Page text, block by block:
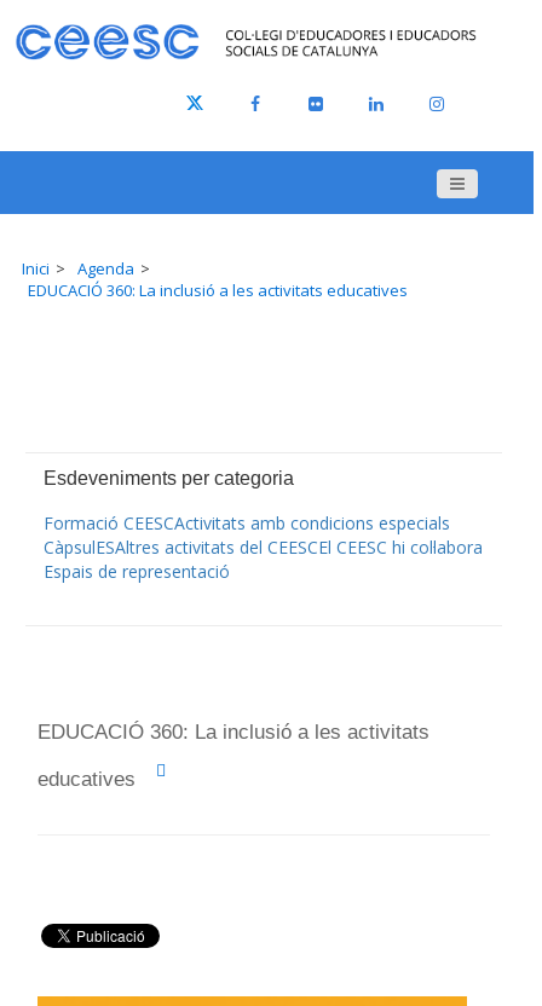
Inici
Agenda
EDUCACIÓ 360: La inclusió a les activitats educatives
Esdeveniments per categoria
Formació CEESCActivitats amb condicions especials
CàpsulESAltres activitats del CEESCEl CEESC hi col·labora
Espais de representació
EDUCACIÓ 360: La inclusió a les activitats
educatives